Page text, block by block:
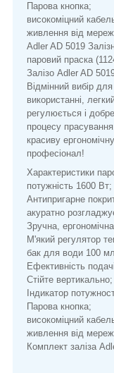
Парова кнопка;
високоміцний
живлення від
Adler AD 5019
паровий праска
Залізо Adler AD
Відмінний вибір
використанні,
регулюється і
процесу
красиву
професіонал!
Характеристики
потужність 1600 Вт;
Антипригарне
акуратно
Зручна,
М'який регулятор
бак для води 100
Ефективність
Стійте вертикально;
Індикатор
Парова кнопка;
високоміцний
живлення від
Комплект заліза